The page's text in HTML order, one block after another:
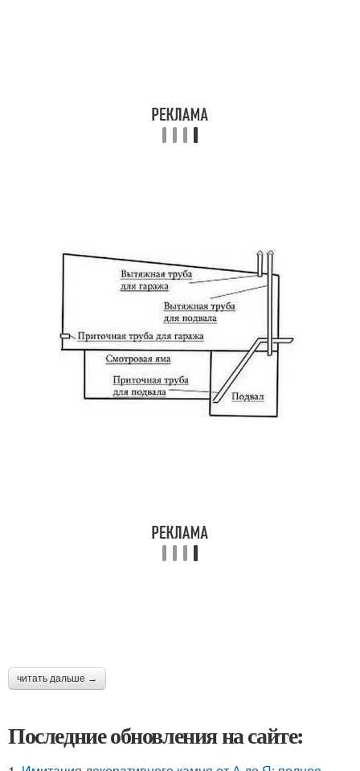
читать дальше →
Последние обновления на сайте: